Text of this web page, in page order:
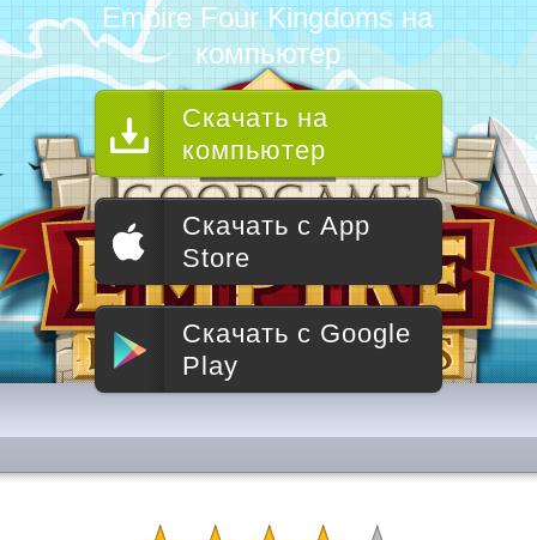
Empire Four Kingdoms на
компьютер
Скачать на
компьютер
Скачать с App
Store
Скачать с Google
Play